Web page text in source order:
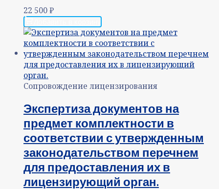
22 500₽
Сопровождение лицензирования
Экспертиза документов на
предмет комплектности в
соответствии с утвержденным
законодательством перечнем
для предоставления их в
лицензирующий орган.